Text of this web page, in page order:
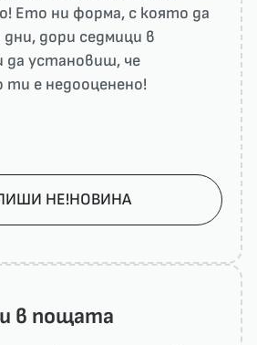
Ето ни форма, с която да
дори седмици в
да установиш, че
е недооценено!
НЕ!НОВИНА
в пощата